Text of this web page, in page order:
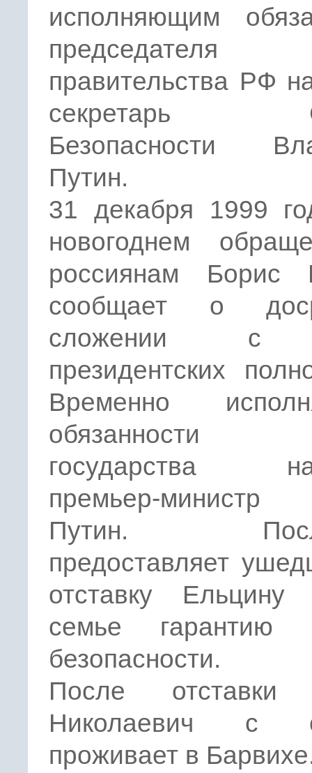
исполняющим
председателя
правительства РФ
секретарь
Безопасности
Путин.
31 декабря 1999
новогоднем
россиянам Борис
сообщает о
сложении с
президентских
Временно
обязанности
государства
премьер-
Путин.
предоставляет
отставку
семье гарантию
безопасности.
После отставки
Николаевич с
проживает в